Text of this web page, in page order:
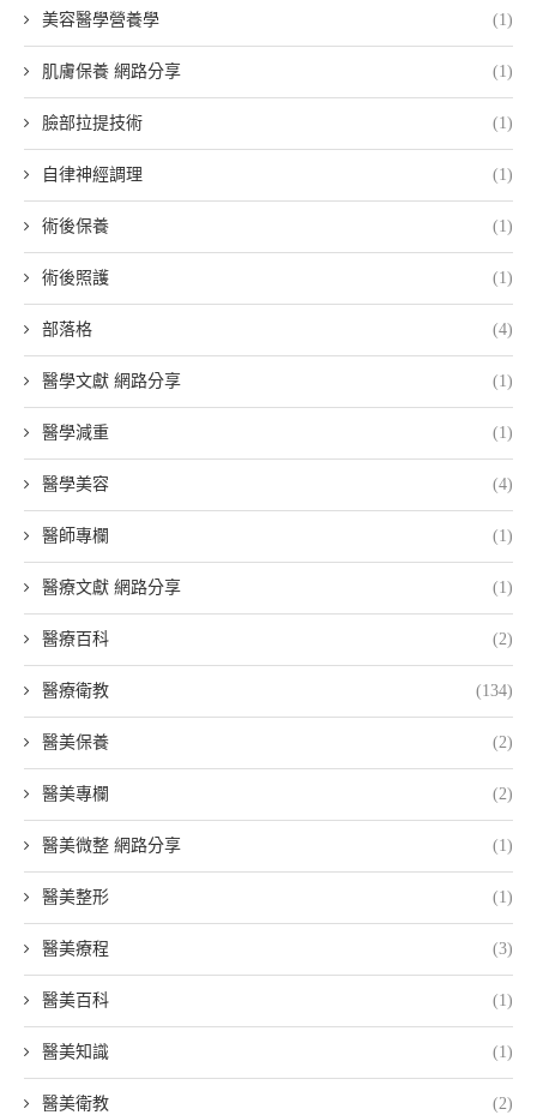
美容醫學營養學 (1)
肌膚保養 網路分享 (1)
臉部拉提技術 (1)
自律神經調理 (1)
術後保養 (1)
術後照護 (1)
部落格 (4)
醫學文獻 網路分享 (1)
醫學減重 (1)
醫學美容 (4)
醫師專欄 (1)
醫療文獻 網路分享 (1)
醫療百科 (2)
醫療衛教 (134)
醫美保養 (2)
醫美專欄 (2)
醫美微整 網路分享 (1)
醫美整形 (1)
醫美療程 (3)
醫美百科 (1)
醫美知識 (1)
醫美衛教 (2)